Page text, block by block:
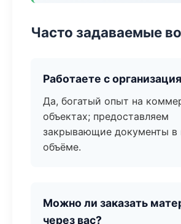
Часто задаваемые
Работаете с
Да, богатый опыт на
объектах; предоставляем
закрывающие документы в
объёме.
Можно ли заказать
через вас?